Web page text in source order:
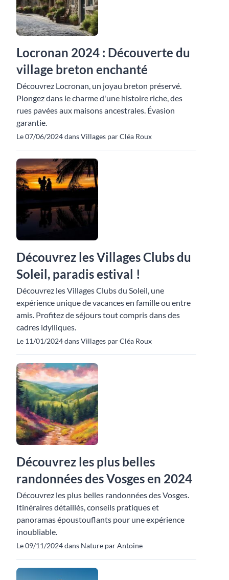
Locronan 2024 : Découverte du
village breton enchanté
Découvrez Locronan, un joyau breton préservé.
Plongez dans le charme d'une histoire riche, des
rues pavées aux maisons ancestrales. Évasion
garantie.
Le 07/06/2024 dans Villages par Cléa Roux
Découvrez les Villages Clubs du
Soleil, paradis estival !
Découvrez les Villages Clubs du Soleil, une
expérience unique de vacances en famille ou entre
amis. Profitez de séjours tout compris dans des
cadres idylliques.
Le 11/01/2024 dans Villages par Cléa Roux
Découvrez les plus belles
randonnées des Vosges en 2024
Découvrez les plus belles randonnées des Vosges.
Itinéraires détaillés, conseils pratiques et
panoramas époustouflants pour une expérience
inoubliable.
Le 09/11/2024 dans Nature par Antoine